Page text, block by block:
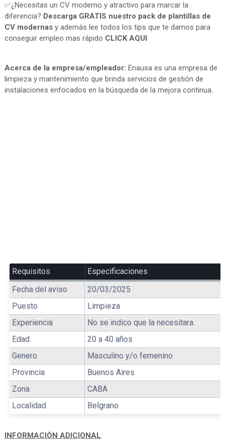
✅¿Necesitas un CV moderno y atractivo para marcar la
diferencia? Descarga GRATIS nuestro pack de plantillas de
CV modernasy además lee todos los tips que te damos para
conseguir empleo mas rápido CLICK AQUI
Acerca de la empresa/empleador: Enausa es una empresa de
limpieza y mantenimiento que brinda servicios de gestión de
instalaciones enfocados en la búsqueda de la mejora continua.
Requisitos
Especificaciones
Fecha del aviso
20/03/2025
Puesto
Limpieza
Experiencia
No se indico que la necesitara.
Edad
20 a 40 años
Genero
Masculino y/o femenino
Provincia
Buenos Aires
Zona
CABA
Localidad
Belgrano
INFORMACIÓN ADICIONAL: